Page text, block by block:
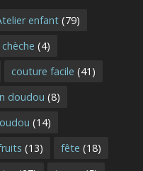
enfant (79)
chèche (4)
couture facile (41)
doudou (8)
(14)
(13) fête (18)